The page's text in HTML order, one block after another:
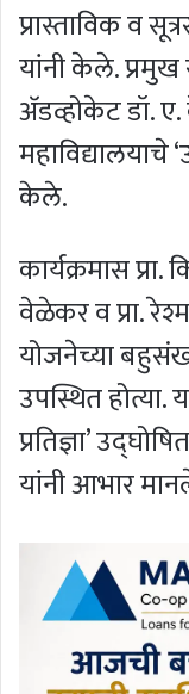
प्रास्ताविक व
यांनी केले. प्रमुख
अ‍ॅडव्होकेट डॉ.
केले.
कार्यक्रमास
वेळेकर व प्रा.
योजनेच्या
उपस्थित होत्या.
प्रतिज्ञा’
यांनी आभार